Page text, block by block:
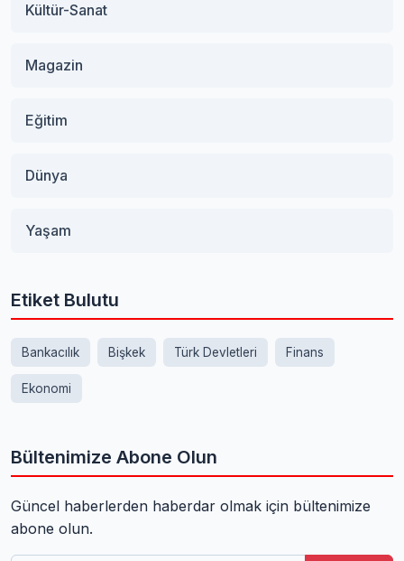
Kültür-Sanat
Magazin
Eğitim
Dünya
Yaşam
Etiket Bulutu
Bankacılık Bişkek Türk Devletleri Finans
Ekonomi
Bültenimize Abone Olun
Güncel haberlerden haberdar olmak için bültenimize
abone olun.